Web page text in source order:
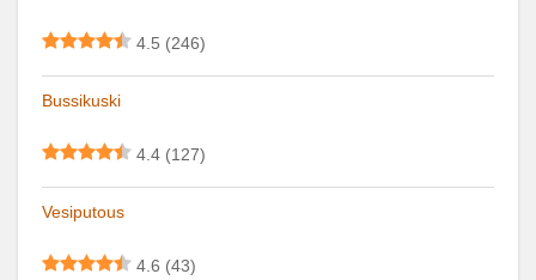
4.5 (246)
4.4 (127)
Bussikuski
4.6 (43)
Vesiputous